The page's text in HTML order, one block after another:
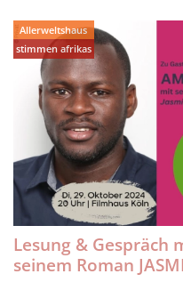
Allerweltshaus
stimmen afrikas
Lesung & Gespräch
seinem Roman